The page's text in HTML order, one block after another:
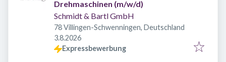
Drehmaschinen (m/w/d)
Schmidt & Bartl GmbH
78 Villingen-Schwenningen, Deutschland
Veröffentlicht
3.8.2026
Expressbewerbung